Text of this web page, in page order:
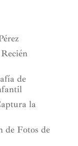
de
la
de Fotos de